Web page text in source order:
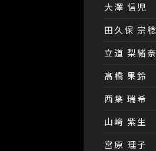
大澤 信児
田久保 宗稔
立道 梨緒奈
髙橋 果鈴
西葉 瑞希
山﨑 紫生
宮原 理子